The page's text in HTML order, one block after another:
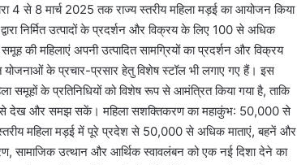
4 से 8 मार्च 2025 तक राज्य स्तरीय महिला मड़ई का आयोजन किया
निर्मित उत्पादों के प्रदर्शन और विक्रय के लिए 100 से अधिक
की महिलाएं अपनी उत्पादित सामग्रियों का प्रदर्शन और विक्रय
योजनाओं के प्रचार-प्रसार हेतु विशेष स्टॉल भी लगाए गए हैं। इस
समूहों के प्रतिनिधियों को विशेष रूप से आमंत्रित किया गया है, ताकि
से देख और समझ सकें। महिला सशक्तिकरण का महाकुंभ: 50,000 से
महिला मड़ई में पूरे प्रदेश से 50,000 से अधिक माताएं, बहनें और
सामाजिक उत्थान और आर्थिक स्वावलंबन को एक नई दिशा देने का